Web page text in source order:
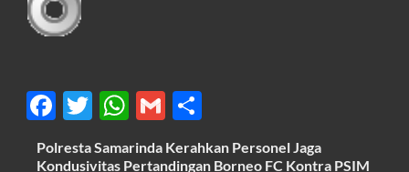
F
ac
e
T
w
itt
W
h
at
G
m
ail
h
ar
Polresta Samarinda Kerahkan Personel Jaga
Kondusivitas Pertandingan Borneo FC Kontra PSIM